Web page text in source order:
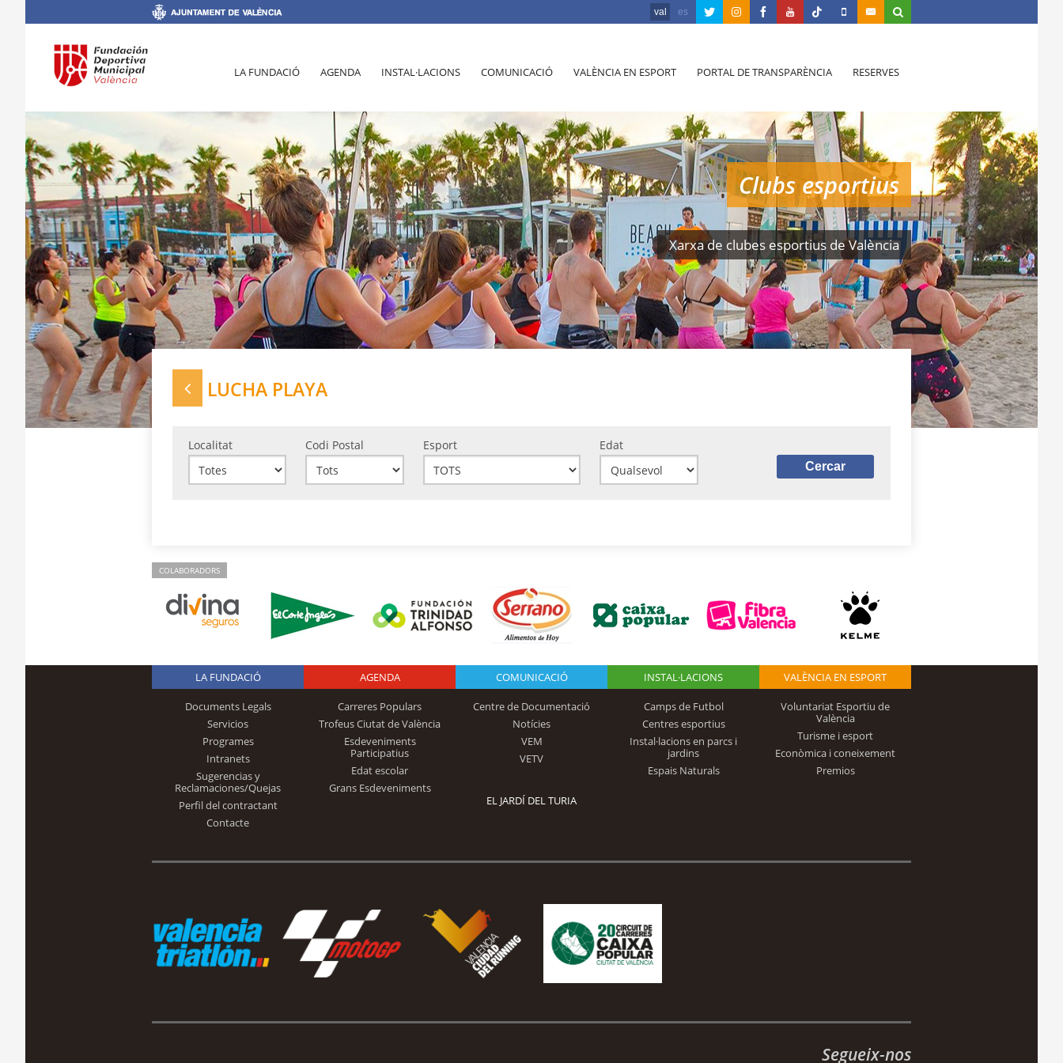
val es
LA FUNDACIÓ AGENDA INSTAL·LACIONS COMUNICACIÓ VALÈNCIA EN ESPORT PORTAL DE TRANSPARÈNCIA RESERVES
Clubs esportius
Xarxa de clubes esportius de València
LUCHA PLAYA
Localitat Codi Postal Esport Edat
COLABORADORS
Logo Fundación
Trinidad Alfonso
LA FUNDACIÓ
Documents Legals
Servicios
Programes
Intranets
Sugerencias y
Reclamaciones/Quejas
Perfil del contractant
Contacte
AGENDA
Carreres Populars
Trofeus Ciutat de València
Esdeveniments
Participatius
Edat escolar
Grans Esdeveniments
COMUNICACIÓ
Centre de Documentació
Notícies
VEM
VETV
INSTAL·LACIONS
Camps de Futbol
Centres esportius
Instal·lacions en parcs i
jardins
Espais Naturals
VALÈNCIA EN ESPORT
Voluntariat Esportiu de
València
Turisme i esport
Econòmica i coneixement
Premios
EL JARDÍ DEL TURIA
Segueix-nos